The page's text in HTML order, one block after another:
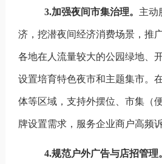
3.加强夜间市集治理。 主动
济，挖潜夜间经济消费场景，推
各地在人流量较大的公园绿地、
设置培育特色夜市和主题集市。
体等区域，支持外摆位、市集（
牌设置需求，服务企业商户高频诉
4.规范户外广告与店招管理